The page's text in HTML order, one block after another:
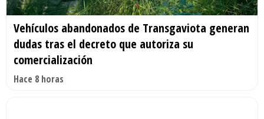
Vehículos abandonados de Transgaviota generan
dudas tras el decreto que autoriza su
comercialización
Hace 8 horas